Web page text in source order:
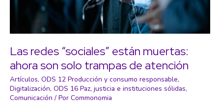
crecimiento
Las redes “sociales” están muertas:
ahora son solo trampas de atención
Artículos, ODS 12 Producción y consumo responsable,
Digitalización, ODS 16 Paz, justicia e instituciones sólidas,
Comunicación / Por Commonomia